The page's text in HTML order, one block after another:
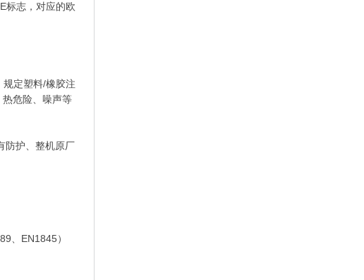
标志，对应的欧
定塑料/橡胶注
危险、噪声等
防护、整机原厂
、EN1845）